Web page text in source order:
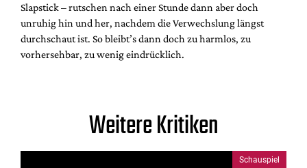
Slapstick – rutschen nach einer Stunde dann aber doch
unruhig hin und her, nachdem die Verwechslung längst
durchschaut ist. So bleibt’s dann doch zu harmlos, zu
vorhersehbar, zu wenig eindrücklich.
Weitere Kritiken
Schauspiel